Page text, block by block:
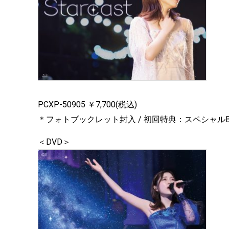
PCXP-50905 ￥7,700(税込)
＊フォトブックレット封入 / 初回特典：スペシャル
＜DVD＞